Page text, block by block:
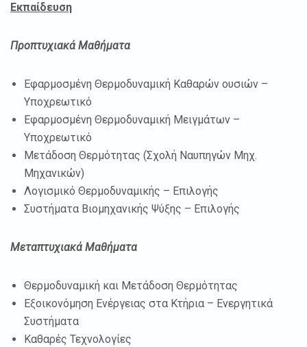
Εκπαίδευση
Προπτυχιακά Μαθήματα
Εφαρμοσμένη Θερμοδυναμική Καθαρών ουσιών –
Υποχρεωτικό
Εφαρμοσμένη Θερμοδυναμική Μειγμάτων –
Υποχρεωτικό
Μετάδοση Θερμότητας (Σχολή Ναυπηγών Μηχ.
Μηχανικών)
Λογισμικό Θερμοδυναμικής – Επιλογής
Συστήματα Βιομηχανικής Ψύξης – Επιλογής
Μεταπτυχιακά Μαθήματα
Θερμοδυναμική και Μετάδοση Θερμότητας
Εξοικονόμηση Ενέργειας στα Κτήρια – Ενεργητικά
Συστήματα
Καθαρές Τεχνολογίες